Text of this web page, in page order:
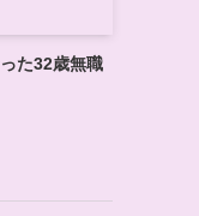
た32歳無職